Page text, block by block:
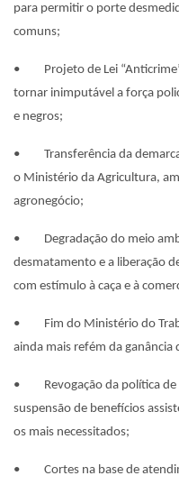
para permitir o porte
comuns;
• Projeto de Lei
tornar inimputável a força
e negros;
• Transferência da
o Ministério da Agricultura,
agronegócio;
• Degradação do meio
desmatamento e a liberação
com estímulo à caça e à
• Fim do Ministério do
ainda mais refém da ganância
• Revogação da política de
suspensão de benefícios
os mais necessitados;
• Cortes na base de